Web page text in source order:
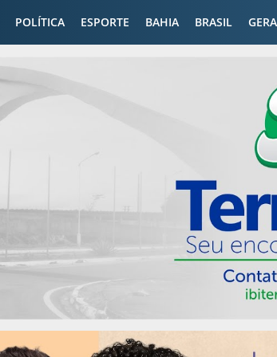
POLÍTICA ESPORTE BAHIA BRASIL